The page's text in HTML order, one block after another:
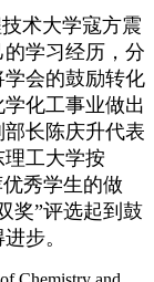
术大学寇方震
学习经历，分
会的鼓励转化
化工事业做出
长陈庆升代表
工大学按
秀学生的做
奖”评选起到鼓
步。